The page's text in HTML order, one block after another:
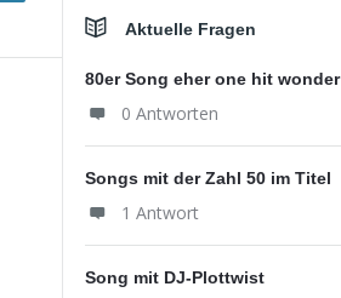
Aktuelle Fragen
80er Song eher one hit wonder
0 Antworten
Songs mit der Zahl 50 im Titel
1 Antwort
Song mit DJ-Plottwist